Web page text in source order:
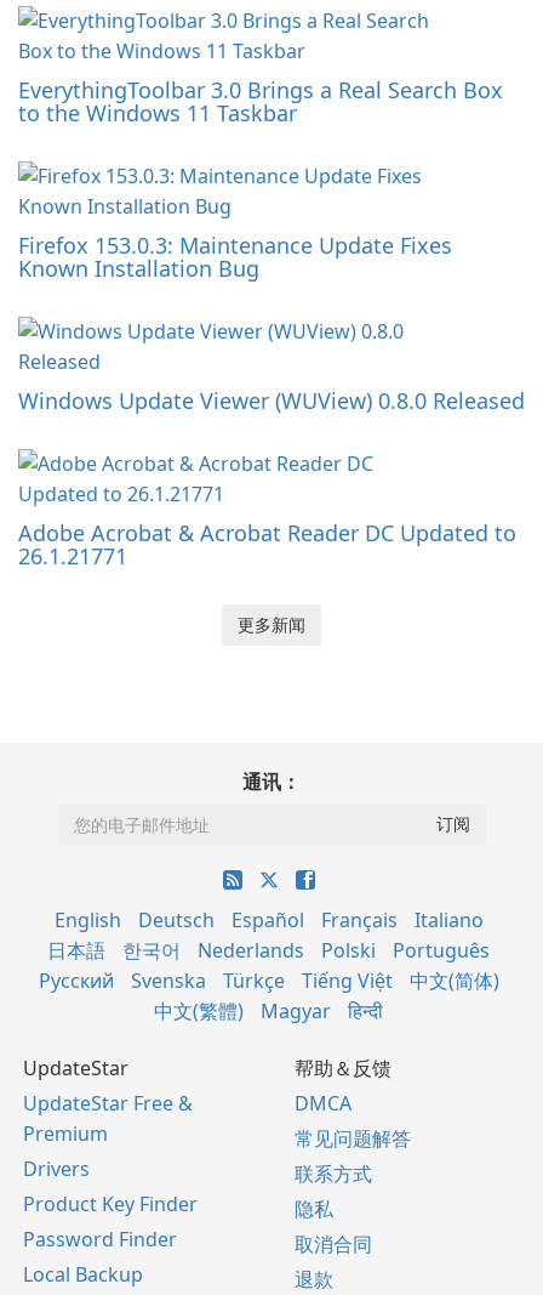
EverythingToolbar 3.0 Brings a Real Search Box
to the Windows 11 Taskbar
Firefox 153.0.3: Maintenance Update Fixes
Known Installation Bug
Windows Update Viewer (WUView) 0.8.0 Released
Adobe Acrobat & Acrobat Reader DC Updated to
26.1.21771
更多新闻
通讯：
English Deutsch Español Français
Italiano
日本語
한국어 Nederlands Polski
Português
Русский
Svenska Türkçe Tiếng Việt
中文(简体)
中文(繁體)
Magyar हिन्दी
UpdateStar
UpdateStar Free &
Premium
Drivers
Product Key Finder
Password Finder
Local Backup
帮助＆反馈
DMCA
常见问题解答
联系方式
隐私
取消合同
退款